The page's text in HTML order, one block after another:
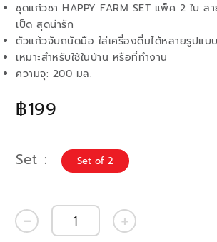
฿199
ชุดแก้วชา HAPPY FARM SET แพ็ค 2 ใบ
เป็ด สุดน่ารัก
ตัวแก้วจับถนัดมือ ใส่เครื่องดื่มได้หลายรูปแบบ
เหมาะสำหรับใช้ในบ้าน หรือที่ทำงาน
ความจุ: 200 มล.
Set Set of 2